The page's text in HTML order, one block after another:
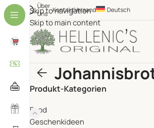
Skip to navigation
Skip to main content
Über
Uns KontaktVersand Deutsch
Produkt-Kategorien
Food
Geschenkideen